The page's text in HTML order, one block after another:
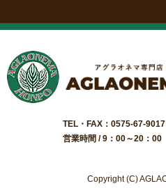
TEL・FAX：0575-67-9017
営業時間 / 9：00～20：
Copyright (C)